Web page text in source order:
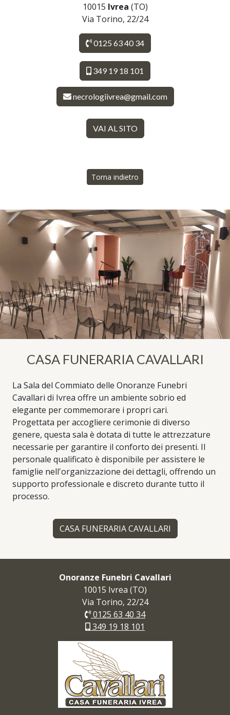
10015 Ivrea (TO)
Via Torino, 22/24
0125 63 40 34
349 19 18 101
necrologiivrea@gmail.com
VAI AL SITO
Torna indietro
CASA FUNERARIA CAVALLARI
La Sala del Commiato delle Onoranze Funebri
Cavallari di Ivrea offre un ambiente sobrio ed
elegante per commemorare i propri cari.
Progettata per accogliere cerimonie di diverso
genere, questa sala è dotata di tutte le attrezzature
necessarie per garantire il conforto dei presenti. Il
personale qualificato è disponibile per assistere le
famiglie nell'organizzazione dei dettagli, offrendo un
supporto professionale e discreto durante tutto il
processo.
CASA FUNERARIA CAVALLARI
Onoranze Funebri Cavallari
10015 Ivrea (TO)
Via Torino, 22/24
0125 63 40 34
349 19 18 101